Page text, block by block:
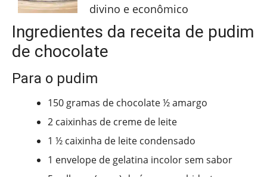
divino e econômico
Ingredientes da receita de pudim
de chocolate
Para o pudim
150 gramas de chocolate ½ amargo
2 caixinhas de creme de leite
1 ½ caixinha de leite condensado
1 envelope de gelatina incolor sem sabor